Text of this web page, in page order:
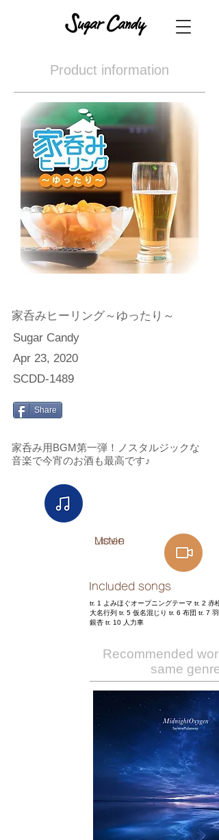
Product information
家呑みヒーリング～ゆったり～
Sugar Candy
Apr 23, 2020
SCDD-1489
Share
家呑み用BGM第一弾！ノスタルジックな
音楽で今宵のお酒も最高です♪
Listen
Movie
Included songs
tr. 1 よみほぐオープニングテーマ tr. 2 赤
大名行列 tr. 5 仮名混じり tr. 6 布団 tr. 7 羽
銀杏 tr. 10 人力車
Recommended
same genre